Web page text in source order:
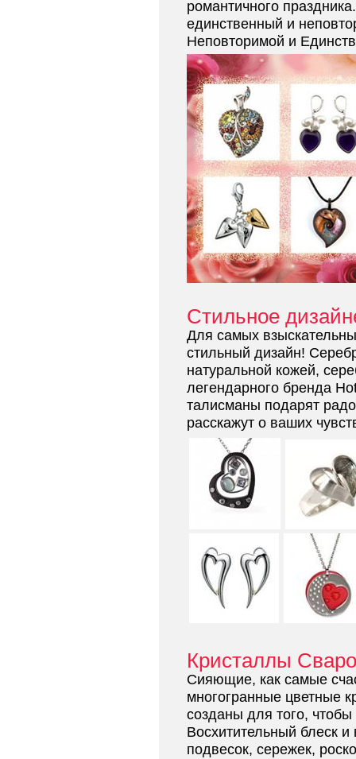
романтичного
единственный и
Неповторимой и
Стильное
Для самых
стильный дизайн!
натуральной кожей,
легендарного бренда
талисманы подарят
расскажут о ваших
Кристаллы
Сияющие, как самые
многогранные цветные
созданы для того,
Восхитительный блеск
подвесок, сережек,